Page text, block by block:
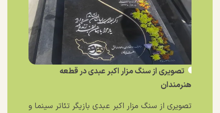
تصویری از سنگ مزار اکبر عبدی در قطعه
هنرمندان
تصویری از سنگ مزار اکبر عبدی بازیگر تئاتر سینما و